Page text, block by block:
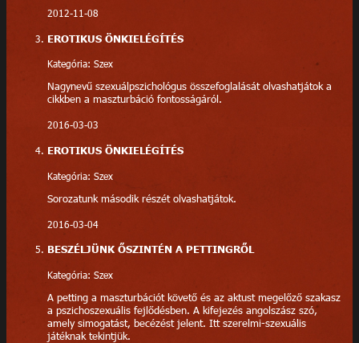
2012-11-08
EROTIKUS ÖNKIELÉGÍTÉS
Kategória: Szex
Nagynevű szexuálpszichológus összefoglalását olvashatjátok a
cikkben a maszturbáció fontosságáról.
2016-03-03
EROTIKUS ÖNKIELÉGÍTÉS
Kategória: Szex
Sorozatunk második részét olvashatjátok.
2016-03-04
BESZÉLJÜNK ŐSZINTÉN A PETTINGRŐL
Kategória: Szex
A petting a maszturbációt követő és az aktust megelőző szakasz
a pszichoszexuális fejlődésben. A kifejezés angolszász szó,
amely simogatást, becézést jelent. Itt szerelmi-szexuális
játéknak tekintjük.